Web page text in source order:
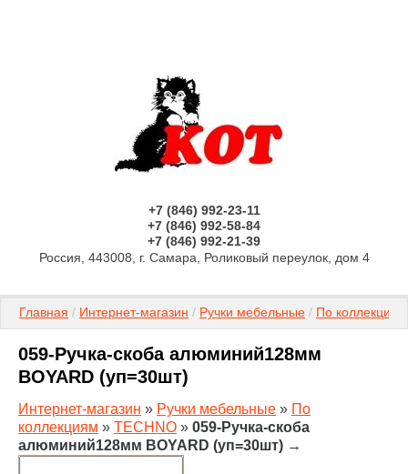
+7 (846) 992-23-11
+7 (846) 992-58-84
+7 (846) 992-21-39
Россия, 443008, г. Самара, Роликовый переулок, дом 4
Главная / Интернет-магазин / Ручки мебельные / По коллекциям
059-Ручка-скоба алюминий128мм
BOYARD (уп=30шт)
Интернет-магазин » Ручки мебельные » По
коллекциям » TECHNO » 059-Ручка-скоба
алюминий128мм BOYARD (уп=30шт) →